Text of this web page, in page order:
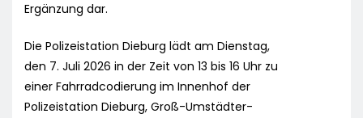
Ergänzung dar.
Die Polizeistation Dieburg lädt am Dienstag,
den 7. Juli 2026 in der Zeit von 13 bis 16 Uhr zu
einer Fahrradcodierung im Innenhof der
Polizeistation Dieburg, Groß-Umstädter-